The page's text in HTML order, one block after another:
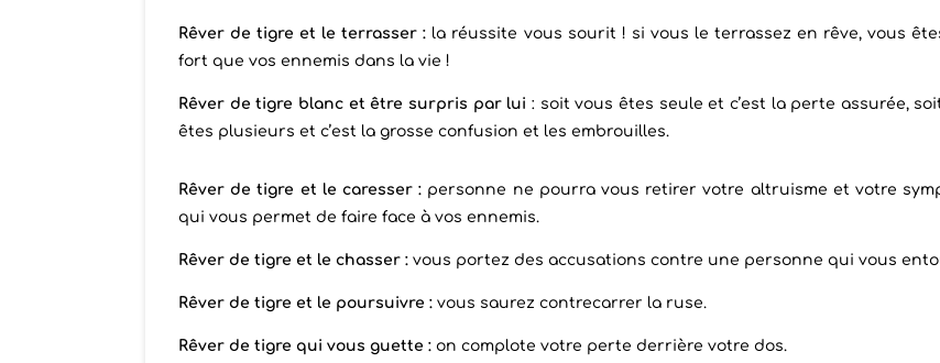
Rêver de tigre et le terrasser : la réussite vous sourit ! si vous le terrassez en rêve, vous
fort que vos ennemis dans la vie !
Rêver de tigre blanc et être surpris par lui : soit vous êtes seule et c’est la perte assurée,
êtes plusieurs et c’est la grosse confusion et les embrouilles.
Rêver de tigre et le caresser : personne ne pourra vous retirer votre altruisme et votre
qui vous permet de faire face à vos ennemis.
Rêver de tigre et le chasser : vous portez des accusations contre une personne qui vous
Rêver de tigre et le poursuivre : vous saurez contrecarrer la ruse.
Rêver de tigre qui vous guette : on complote votre perte derrière votre dos.